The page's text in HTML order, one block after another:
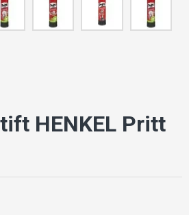
HENKEL Pritt